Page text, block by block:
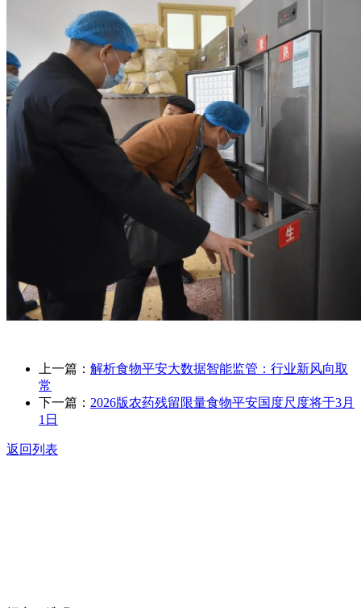
上一篇： 解析食物平安大数据智能监管：行业新风向取
常
下一篇： 2026版农药残留限量食物平安国度尺度将于3月
1日
返回列表